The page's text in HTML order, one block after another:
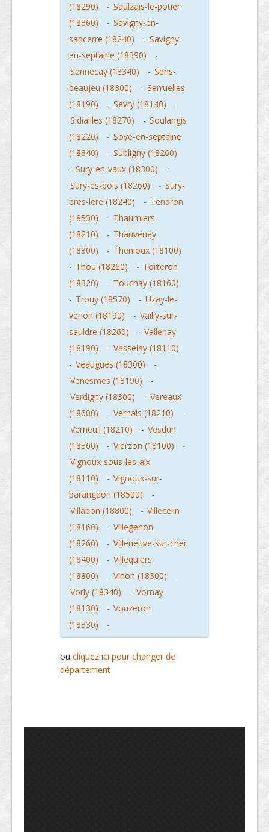
(18290)
- Saulzais-le-potier
(18360)
- Savigny-en-
sancerre (18240)
- Savigny-
en-septaine (18390)
-
Sennecay (18340)
- Sens-
beaujeu (18300)
- Serruelles
(18190)
- Sevry (18140)
-
Sidiailles (18270)
- Soulangis
(18220)
- Soye-en-septaine
(18340)
- Subligny (18260)
- Sury-en-vaux (18300)
-
Sury-es-bois (18260)
- Sury-
pres-lere (18240)
- Tendron
(18350)
- Thaumiers
(18210)
- Thauvenay
(18300)
- Thenioux (18100)
- Thou (18260) - Torteron
(18320)
- Touchay (18160)
- Trouy (18570) - Uzay-le-
venon (18190)
- Vailly-sur-
sauldre (18260)
- Vallenay
(18190)
- Vasselay (18110)
- Veaugues (18300)
-
Venesmes (18190)
-
Verdigny (18300)
- Vereaux
(18600)
- Vernais (18210)
-
Verneuil (18210)
- Vesdun
(18360)
- Vierzon (18100)
-
Vignoux-sous-les-aix
(18110)
- Vignoux-sur-
barangeon (18500)
-
Villabon (18800)
- Villecelin
(18160)
- Villegenon
(18260)
- Villeneuve-sur-cher
(18400)
- Villequiers
(18800)
- Vinon (18300)
-
Vorly (18340)
- Vornay
(18130)
- Vouzeron
(18330)
-
ou cliquez ici pour changer de
département